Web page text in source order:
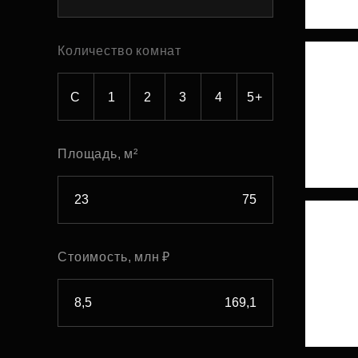
Рефинансирование
Количество комнат
С 1 2 3 4 5+
Площадь, м²
Стоимость, млн ₽